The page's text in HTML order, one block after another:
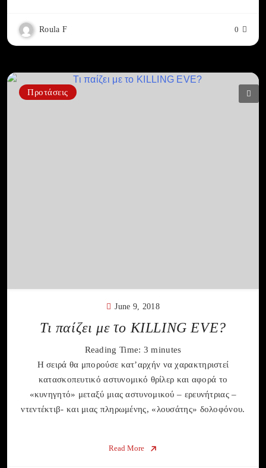
Roula F 0
Προτάσεις
June 9, 2018
Τι παίζει με το KILLING EVE?
Reading Time: 3 minutes
Η σειρά θα μπορούσε κατ’αρχήν να χαρακτηριστεί
κατασκοπευτικό αστυνομικό θρίλερ και αφορά το
«κυνηγητό» μεταξύ μιας αστυνομικού – ερευνήτριας –
ντεντέκτιβ- και μιας πληρωμένης, «λουσάτης» δολοφόνου.
Read More